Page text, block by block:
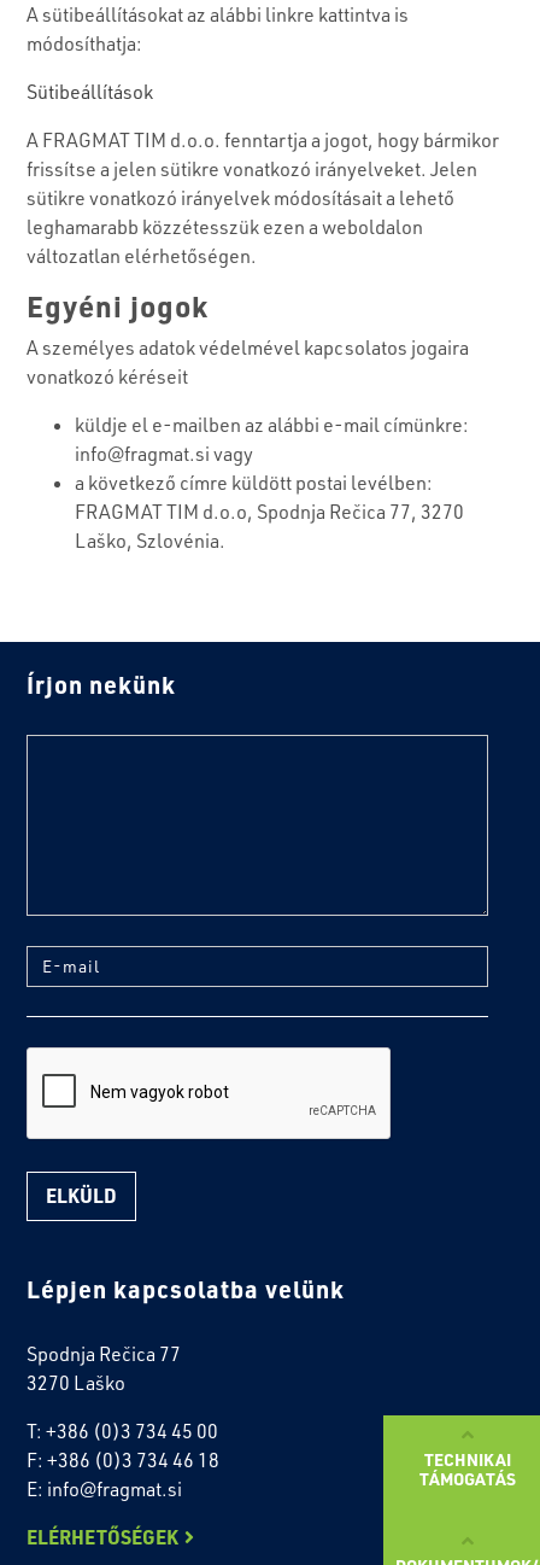
TECHNIKAI
TÁMOGATÁS
A sütibeállításokat az alábbi linkre kattintva is
módosíthatja:
Sütibeállítások
A FRAGMAT TIM d.o.o. fenntartja a jogot, hogy bármikor
frissítse a jelen sütikre vonatkozó irányelveket. Jelen
sütikre vonatkozó irányelvek módosításait a lehető
leghamarabb közzétesszük ezen a weboldalon
változatlan elérhetőségen.
Egyéni jogok
A személyes adatok védelmével kapcsolatos jogaira
vonatkozó kéréseit
küldje el e-mailben az alábbi e-mail címünkre:
info@fragmat.si vagy
a következő címre küldött postai levélben:
FRAGMAT TIM d.o.o, Spodnja Rečica 77, 3270
Laško, Szlovénia.
Írjon nekünk
E-mail
Lépjen kapcsolatba velünk
Spodnja Rečica 77
3270 Laško
T: +386 (0)3 734 45 00
F: +386 (0)3 734 46 18
E: info@fragmat.si
ELÉRHETŐSÉGEK